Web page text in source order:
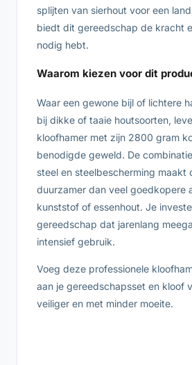
splijten van sierhout voor een
biedt dit gereedschap de kracht
nodig hebt.
Waarom kiezen voor dit
Waar een gewone bijl of lichtere
bij dikke of taaie houtsoorten,
kloofhamer met zijn 2800 gram
benodigde geweld. De
steel en steelbescherming maakt
duurzamer dan veel goedkopere
kunststof of essenhout. Je
gereedschap dat jarenlang
intensief gebruik.
Voeg deze professionele
aan je gereedschapsset en kloof
veiliger en met minder moeite.